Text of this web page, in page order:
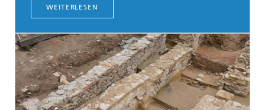
WEITERLESEN